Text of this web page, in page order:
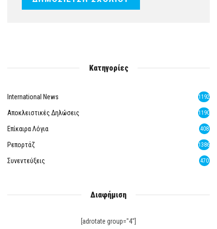
Κατηγορίες
International News 1192
Αποκλειστικές Δηλώσεις 1190
Επίκαιρα Λόγια 408
Ρεπορτάζ 1386
Συνεντεύξεις 470
Διαφήμιση
[adrotate group="4"]